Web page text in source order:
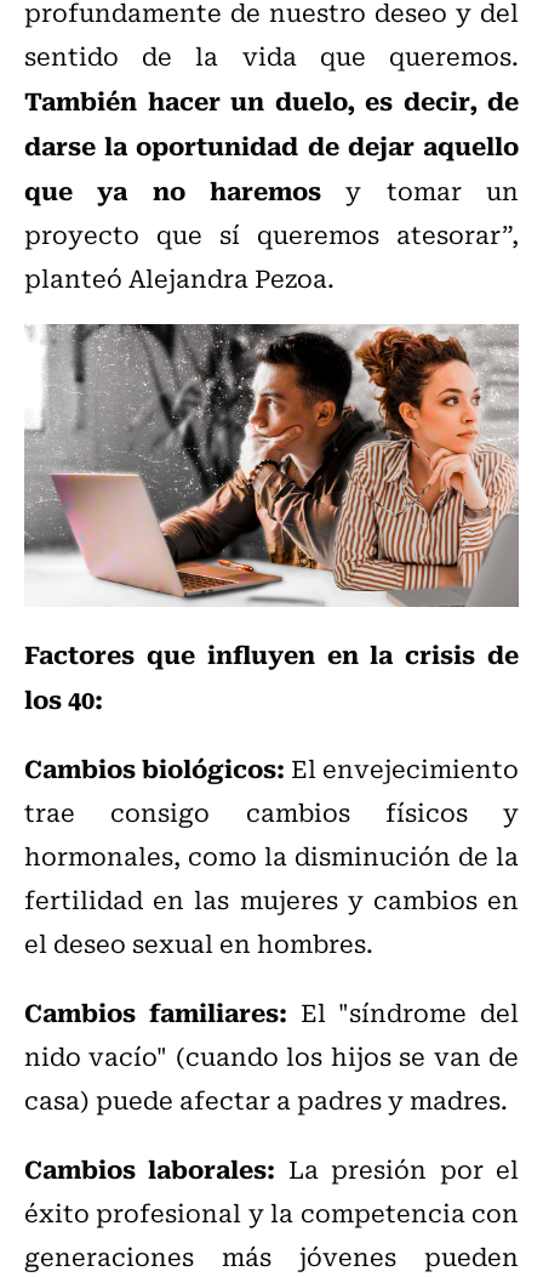
profundamente de nuestro deseo y del
sentido de la vida que queremos.
También hacer un duelo, es decir, de
darse la oportunidad de dejar aquello
que ya no haremos y tomar un
proyecto que sí queremos atesorar”,
planteó Alejandra Pezoa.
Factores que influyen en la crisis de
los 40:
Cambios biológicos: El envejecimiento
trae consigo cambios físicos y
hormonales, como la disminución de la
fertilidad en las mujeres y cambios en
el deseo sexual en hombres.
Cambios familiares: El "síndrome del
nido vacío" (cuando los hijos se van de
casa) puede afectar a padres y madres.
Cambios laborales: La presión por el
éxito profesional y la competencia con
generaciones más jóvenes pueden